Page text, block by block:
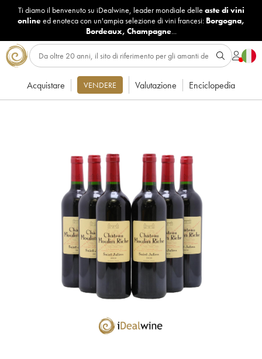
Ti diamo il benvenuto su iDealwine, leader mondiale delle aste di vini
onlineed enoteca con un'ampia selezione di vini francesi: Borgogna,
Bordeaux, Champagne...
Acquistare VENDERE Valutazione Enciclopedia